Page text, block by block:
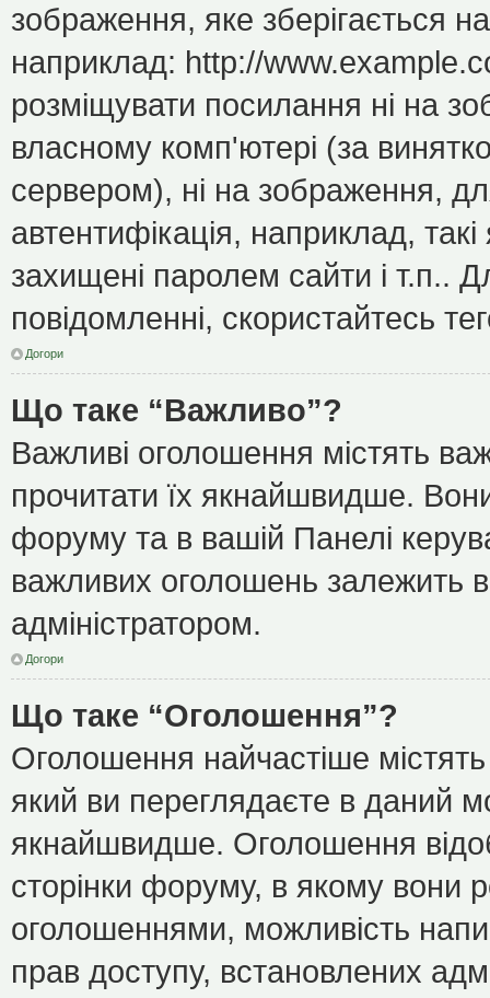
зображення, яке зберігається
наприклад: http://
розміщувати посилання ні на
власному комп'ютері (за
сервером), ні на зображення,
автентифікація, наприклад,
захищені паролем сайти і т.п..
повідомленні, скористайтесь
Догори
Що таке “Важливо”?
Важливі оголошення містять
прочитати їх якнайшвидше.
форуму та в вашій Панелі
важливих оголошень залежить
адміністратором.
Догори
Що таке “Оголошення”?
Оголошення найчастіше
який ви переглядаєте в даний
якнайшвидше. Оголошення
сторінки форуму, в якому вони
оголошеннями, можливість
прав доступу, встановлених